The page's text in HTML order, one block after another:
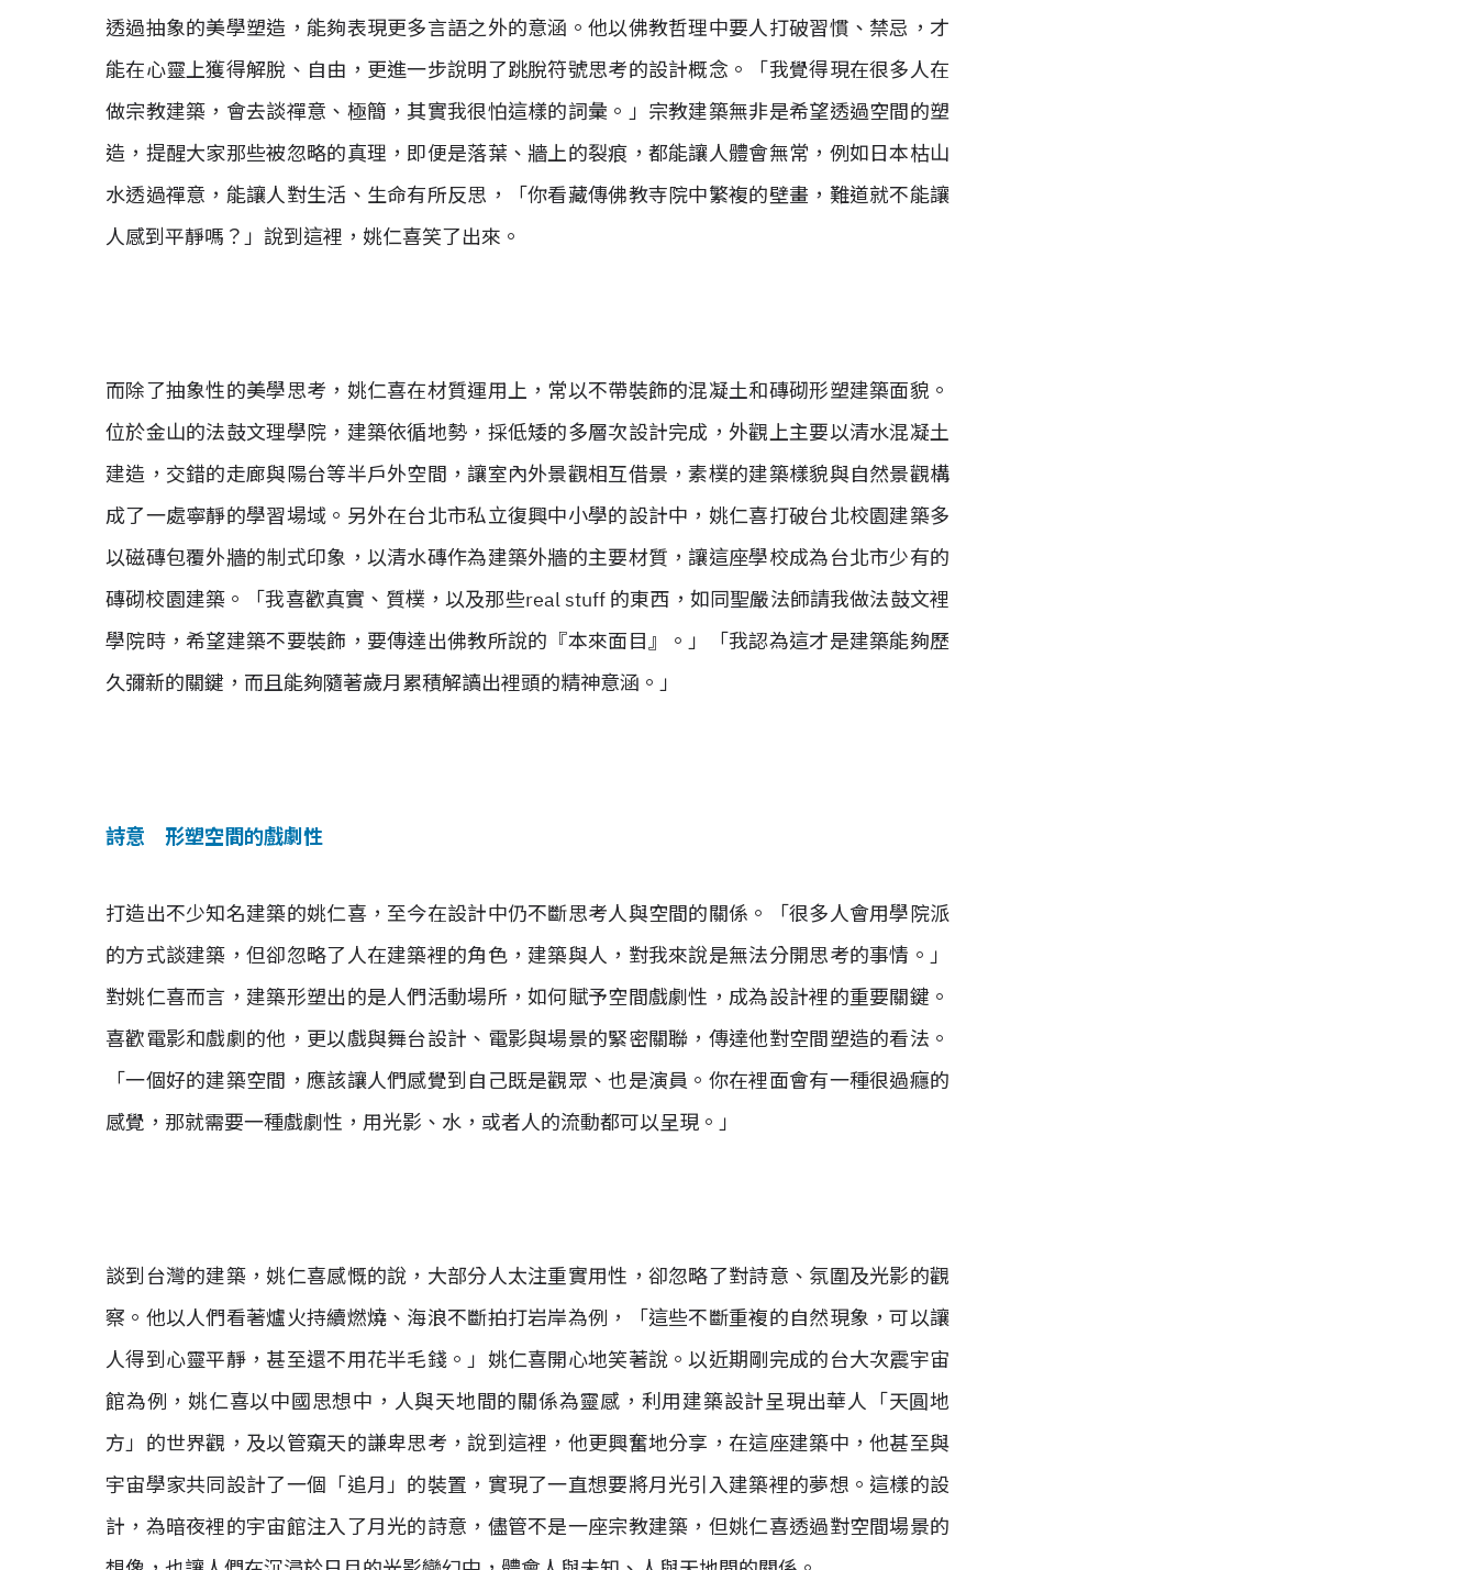
透過抽象的美學塑造，能夠表現更多言語之外的意涵。他以佛教哲理中要人打破習慣、禁忌，才
能在心靈上獲得解脫、自由，更進一步說明了跳脫符號思考的設計概念。「我覺得現在很多人在
做宗教建築，會去談禪意、極簡，其實我很怕這樣的詞彙。」宗教建築無非是希望透過空間的塑
造，提醒大家那些被忽略的真理，即便是落葉、牆上的裂痕，都能讓人體會無常，例如日本枯山
水透過禪意，能讓人對生活、生命有所反思，「你看藏傳佛教寺院中繁複的壁畫，難道就不能讓
人感到平靜嗎？」說到這裡，姚仁喜笑了出來。
而除了抽象性的美學思考，姚仁喜在材質運用上，常以不帶裝飾的混凝土和磚砌形塑建築面貌。
位於金山的法鼓文理學院，建築依循地勢，採低矮的多層次設計完成，外觀上主要以清水混凝土
建造，交錯的走廊與陽台等半戶外空間，讓室內外景觀相互借景，素樸的建築樣貌與自然景觀構
成了一處寧靜的學習場域。另外在台北市私立復興中小學的設計中，姚仁喜打破台北校園建築多
以磁磚包覆外牆的制式印象，以清水磚作為建築外牆的主要材質，讓這座學校成為台北市少有的
磚砌校園建築。「我喜歡真實、質樸，以及那些real stuff 的東西，如同聖嚴法師請我做法鼓文裡
學院時，希望建築不要裝飾，要傳達出佛教所說的『本來面目』。」「我認為這才是建築能夠歷
久彌新的關鍵，而且能夠隨著歲月累積解讀出裡頭的精神意涵。」
詩意 形塑空間的戲劇性
打造出不少知名建築的姚仁喜，至今在設計中仍不斷思考人與空間的關係。「很多人會用學院派
的方式談建築，但卻忽略了人在建築裡的角色，建築與人，對我來說是無法分開思考的事情。」
對姚仁喜而言，建築形塑出的是人們活動場所，如何賦予空間戲劇性，成為設計裡的重要關鍵。
喜歡電影和戲劇的他，更以戲與舞台設計、電影與場景的緊密關聯，傳達他對空間塑造的看法。
「一個好的建築空間，應該讓人們感覺到自己既是觀眾、也是演員。你在裡面會有一種很過癮的
感覺，那就需要一種戲劇性，用光影、水，或者人的流動都可以呈現。」
談到台灣的建築，姚仁喜感慨的說，大部分人太注重實用性，卻忽略了對詩意、氛圍及光影的觀
察。他以人們看著爐火持續燃燒、海浪不斷拍打岩岸為例，「這些不斷重複的自然現象，可以讓
人得到心靈平靜，甚至還不用花半毛錢。」姚仁喜開心地笑著說。以近期剛完成的台大次震宇宙
館為例，姚仁喜以中國思想中，人與天地間的關係為靈感，利用建築設計呈現出華人「天圓地
方」的世界觀，及以管窺天的謙卑思考，說到這裡，他更興奮地分享，在這座建築中，他甚至與
宇宙學家共同設計了一個「追月」的裝置，實現了一直想要將月光引入建築裡的夢想。這樣的設
計，為暗夜裡的宇宙館注入了月光的詩意，儘管不是一座宗教建築，但姚仁喜透過對空間場景的